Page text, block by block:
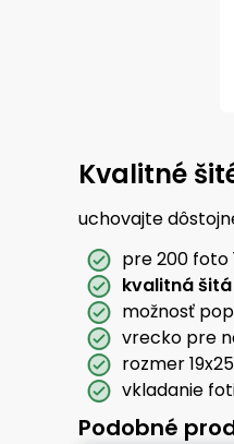
Kvalitné
uchovajte
pre 200 foto
kvalitná
možnosť
vrecko pre
rozmer
vkladanie
Podobné